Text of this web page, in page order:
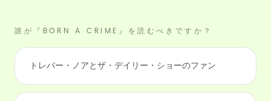
誰が『BORN A CRIME』を読むべきですか？
トレバー・ノアとザ・デイリー・ショーのファン